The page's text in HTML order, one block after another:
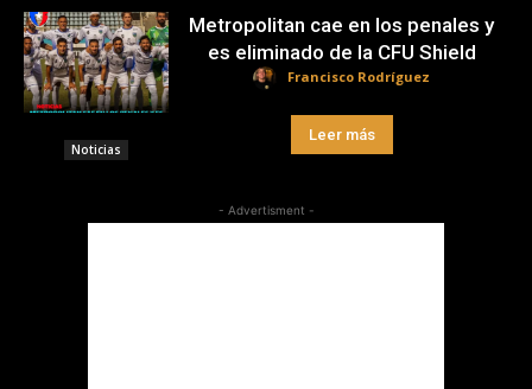
Noticias
Metropolitan cae en los penales y
es eliminado de la CFU Shield
Francisco Rodríguez
Leer más
- Advertisment -